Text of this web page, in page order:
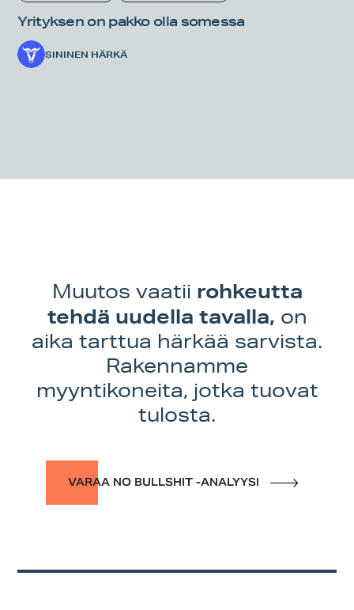
Yrityksen on pakko olla somessa
SININEN HÄRKÄ
Muutos vaatii rohkeutta
tehdä uudella tavalla, on
aika tarttua härkää sarvista.
Rakennamme
myyntikoneita, jotka tuovat
tulosta.
VARAA NO BULLSHIT -ANALYYSI